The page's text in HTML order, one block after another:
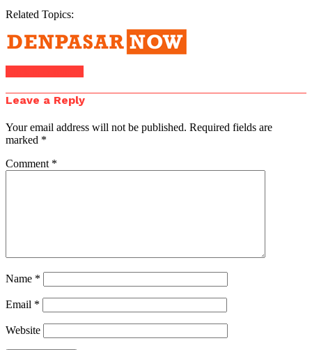
Related Topics:
Leave a Reply
Your email address will not be published. Required fields are
marked *
Comment *
Name *
Email *
Website